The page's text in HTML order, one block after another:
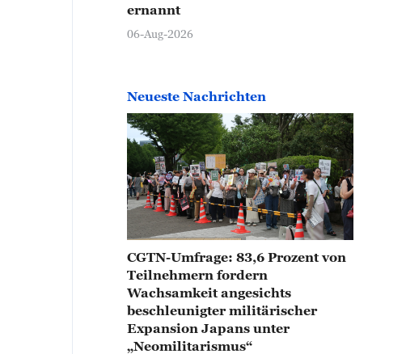
ernannt
06-Aug-2026
Neueste Nachrichten
CGTN-Umfrage: 83,6 Prozent von
Teilnehmern fordern
Wachsamkeit angesichts
beschleunigter militärischer
Expansion Japans unter
„Neomilitarismus“